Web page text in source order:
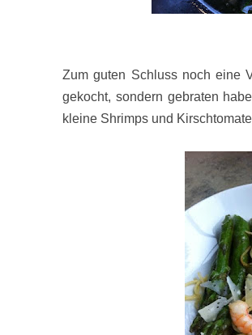
Zum guten Schluss noch eine
gekocht, sondern gebraten
kleine Shrimps und